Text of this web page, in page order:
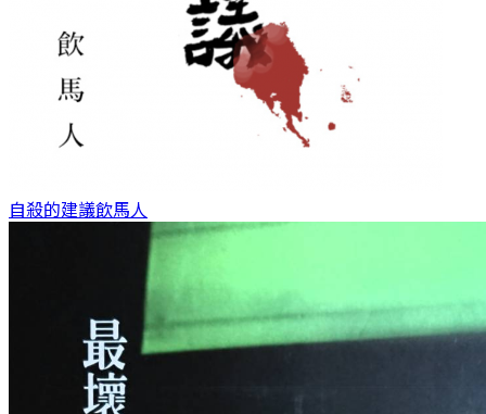
自殺的建議飲馬人